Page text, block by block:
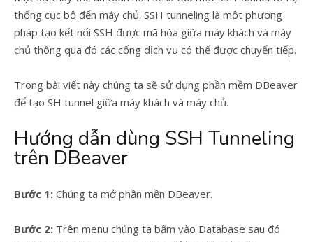
thống cục bộ đến máy chủ. SSH tunneling là một phương
pháp tạo kết nối SSH được mã hóa giữa máy khách và máy
chủ thông qua đó các cổng dịch vụ có thể được chuyển tiếp.
Trong bài viết này chúng ta sẽ sử dụng phần mềm DBeaver
để tạo SH tunnel giữa máy khách và máy chủ.
Hướng dẫn dùng SSH Tunneling
trên DBeaver
Bước 1: Chúng ta mở phần mền DBeaver.
Bước 2: Trên menu chúng ta bấm vào Database sau đó